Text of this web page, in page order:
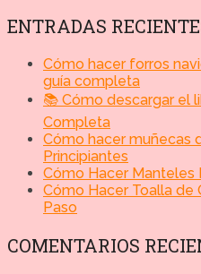
ENTRADAS
Cómo hacer forros
guía completa
📚 Cómo descargar el
Completa
Cómo hacer muñecas
Principiantes
Cómo Hacer Manteles
Cómo Hacer Toalla de
Paso
COMENTARIOS